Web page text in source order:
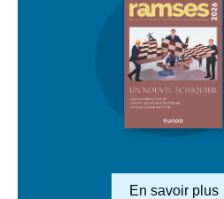
savoir
Lien en savoir plus
En savoir plus